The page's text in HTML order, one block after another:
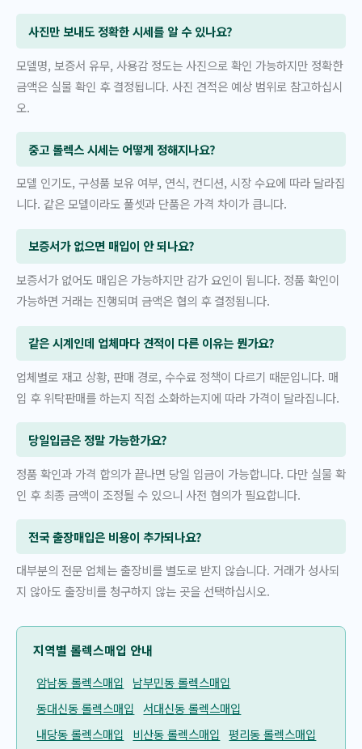
사진만 보내도 정확한 시세를 알 수 있나요?
모델명, 보증서 유무, 사용감 정도는 사진으로 확인 가능하지만 정확한
금액은 실물 확인 후 결정됩니다. 사진 견적은 예상 범위로 참고하십시
오.
중고 롤렉스 시세는 어떻게 정해지나요?
모델 인기도, 구성품 보유 여부, 연식, 컨디션, 시장 수요에 따라 달라집
니다. 같은 모델이라도 풀셋과 단품은 가격 차이가 큽니다.
보증서가 없으면 매입이 안 되나요?
보증서가 없어도 매입은 가능하지만 감가 요인이 됩니다. 정품 확인이
가능하면 거래는 진행되며 금액은 협의 후 결정됩니다.
같은 시계인데 업체마다 견적이 다른 이유는 뭔가요?
업체별로 재고 상황, 판매 경로, 수수료 정책이 다르기 때문입니다. 매
입 후 위탁판매를 하는지 직접 소화하는지에 따라 가격이 달라집니다.
당일입금은 정말 가능한가요?
정품 확인과 가격 합의가 끝나면 당일 입금이 가능합니다. 다만 실물 확
인 후 최종 금액이 조정될 수 있으니 사전 협의가 필요합니다.
전국 출장매입은 비용이 추가되나요?
대부분의 전문 업체는 출장비를 별도로 받지 않습니다. 거래가 성사되
지 않아도 출장비를 청구하지 않는 곳을 선택하십시오.
지역별 롤렉스매입 안내
암남동 롤렉스매입
남부민동 롤렉스매입
동대신동 롤렉스매입 서대신동 롤렉스매입
내당동 롤렉스매입
비산동 롤렉스매입 평리동 롤렉스매입